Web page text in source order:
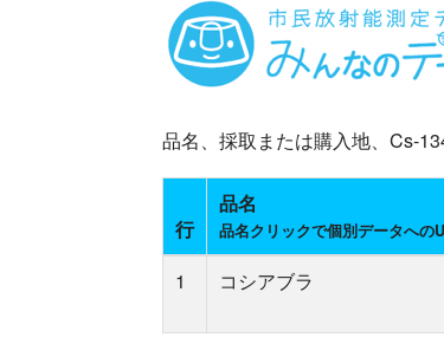
品名、採取または購入地、Cs-
行
品名
品名クリックで個別データへの
1
コシアブラ